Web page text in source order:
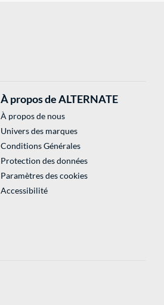
À propos de ALTERNATE
À propos de nous
Univers des marques
Conditions Générales
Protection des données
Paramètres des cookies
Accessibilité